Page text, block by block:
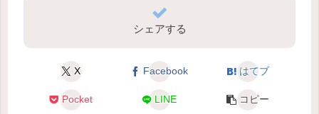
シェアする
X Facebook はてブ
Pocket LINE コピー